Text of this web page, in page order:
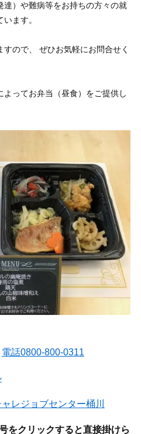
）や難病等をお持ちの方々の就
ます。
ので、 ぜひお気軽にお問合せく
ってお弁当（昼食）をご提供し
電話0800-800-0311
レジョブセンター桶川
をクリックすると直接掛けら